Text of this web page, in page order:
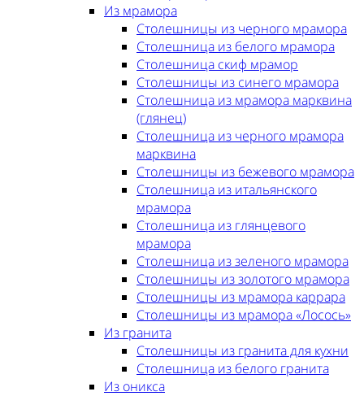
Из мрамора
Столешницы из черного мрамора
Столешница из белого мрамора
Столешница скиф мрамор
Столешницы из синего мрамора
Столешница из мрамора марквина
(глянец)
Столешница из черного мрамора
марквина
Столешницы из бежевого мрамора
Столешница из итальянского
мрамора
Столешница из глянцевого
мрамора
Столешница из зеленого мрамора
Столешницы из золотого мрамора
Столешницы из мрамора каррара
Столешницы из мрамора «Лосось»
Из гранита
Столешницы из гранита для кухни
Столешница из белого гранита
Из оникса